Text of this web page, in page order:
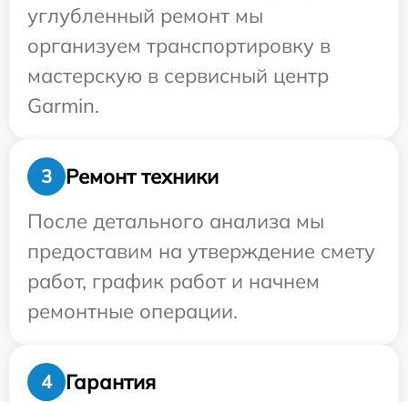
углубленный ремонт мы
организуем транспортировку в
мастерскую в сервисный центр
Garmin.
3
Ремонт техники
После детального анализа мы
предоставим на утверждение смету
работ, график работ и начнем
ремонтные операции.
4 Гарантия